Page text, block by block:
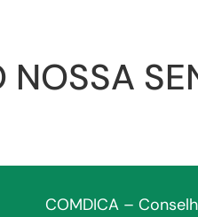
NOSSA
COMDICA –